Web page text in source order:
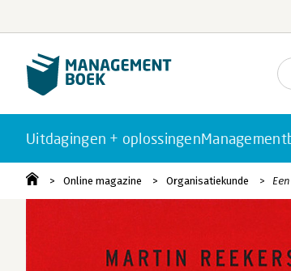
Uitdagingen + oplossingen
Online magazine Organisatiekunde